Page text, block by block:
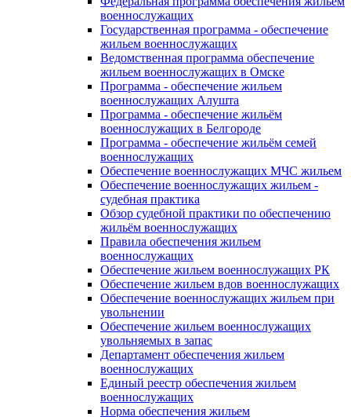
военнослужащих
Государственная программа - обеспечение
жильем военнослужащих
Ведомственная программа обеспечение
жильем военнослужащих в Омске
Программа - обеспечение жильем
военнослужащих Алушта
Программа - обеспечение жильём
военнослужащих в Белгороде
Программа - обеспечение жильём семей
военнослужащих
Обеспечение военнослужащих МЧС жильем
Обеспечение военнослужащих жильем -
судебная практика
Обзор судебной практики по обеспечению
жильём военнослужащих
Правила обеспечения жильем
военнослужащих
Обеспечение жильем военнослужащих РК
Обеспечение жильем вдов военнослужащих
Обеспечение военнослужащих жильем при
увольнении
Обеспечение жильем военнослужащих
увольняемых в запас
Департамент обеспечения жильем
военнослужащих
Единый реестр обеспечения жильем
военнослужащих
Норма обеспечения жильем